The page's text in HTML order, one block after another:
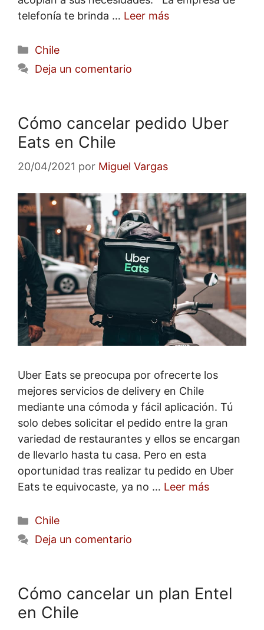
telefonía te brinda … Leer más
Categorías
Chile
Deja un comentario
Cómo cancelar pedido Uber
Eats en Chile
20/04/2021 por Miguel Vargas
Uber Eats se preocupa por ofrecerte los
mejores servicios de delivery en Chile
mediante una cómoda y fácil aplicación. Tú
solo debes solicitar el pedido entre la gran
variedad de restaurantes y ellos se encargan
de llevarlo hasta tu casa. Pero en esta
oportunidad tras realizar tu pedido en Uber
Eats te equivocaste, ya no … Leer más
Categorías
Chile
Deja un comentario
Cómo cancelar un plan Entel
en Chile